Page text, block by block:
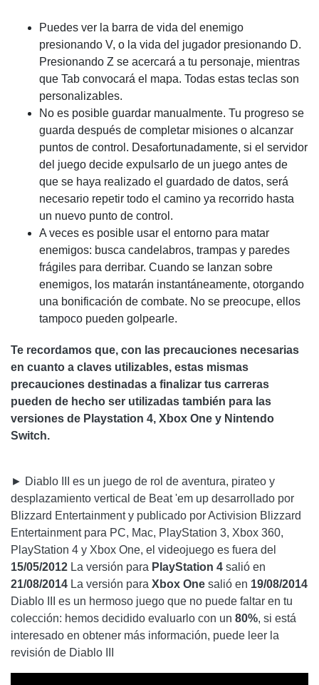
Puedes ver la barra de vida del enemigo
presionando V, o la vida del jugador presionando D.
Presionando Z se acercará a tu personaje, mientras
que Tab convocará el mapa. Todas estas teclas son
personalizables.
No es posible guardar manualmente. Tu progreso se
guarda después de completar misiones o alcanzar
puntos de control. Desafortunadamente, si el servidor
del juego decide expulsarlo de un juego antes de
que se haya realizado el guardado de datos, será
necesario repetir todo el camino ya recorrido hasta
un nuevo punto de control.
A veces es posible usar el entorno para matar
enemigos: busca candelabros, trampas y paredes
frágiles para derribar. Cuando se lanzan sobre
enemigos, los matarán instantáneamente, otorgando
una bonificación de combate. No se preocupe, ellos
tampoco pueden golpearle.
Te recordamos que, con las precauciones necesarias
en cuanto a claves utilizables, estas mismas
precauciones destinadas a finalizar tus carreras
pueden de hecho ser utilizadas también para las
versiones de Playstation 4, Xbox One y Nintendo
Switch.
► Diablo III es un juego de rol de aventura, pirateo y
desplazamiento vertical de Beat 'em up desarrollado por
Blizzard Entertainment y publicado por Activision Blizzard
Entertainment para PC, Mac, PlayStation 3, Xbox 360,
PlayStation 4 y Xbox One, el videojuego es fuera del
15/05/2012 La versión para PlayStation 4 salió en
21/08/2014 La versión para Xbox One salió en 19/08/2014
Diablo III es un hermoso juego que no puede faltar en tu
colección: hemos decidido evaluarlo con un 80%, si está
interesado en obtener más información, puede leer la
revisión de Diablo III